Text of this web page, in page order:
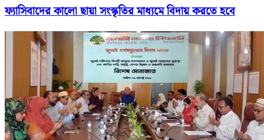
ফ্যাসিবাদের কালো ছায়া সংস্কৃতির মাধ্যমে বিদায় করতে হবে